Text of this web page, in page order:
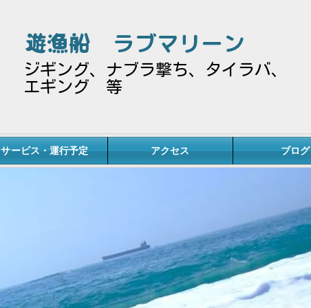
遊漁船 ラブマリーン
ジギング、ナブラ撃ち、タイラバ、
エギング 等
サービス・運行予定 アクセス ブログ